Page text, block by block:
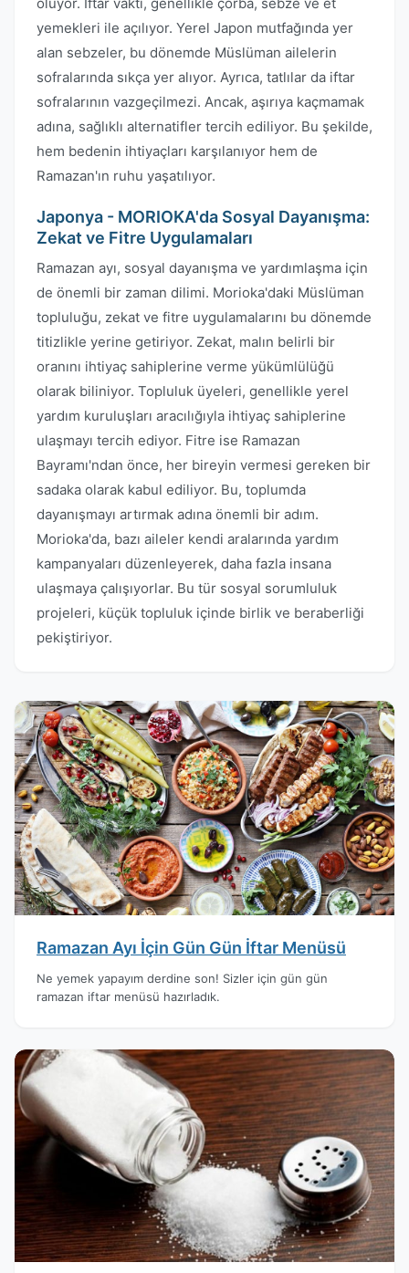
yemekleri ile açılıyor. Yerel Japon mutfağında yer
alan sebzeler, bu dönemde Müslüman ailelerin
sofralarında sıkça yer alıyor. Ayrıca, tatlılar da iftar
sofralarının vazgeçilmezi. Ancak, aşırıya kaçmamak
adına, sağlıklı alternatifler tercih ediliyor. Bu şekilde,
hem bedenin ihtiyaçları karşılanıyor hem de
Ramazan'ın ruhu yaşatılıyor.
Japonya - MORIOKA'da Sosyal Dayanışma:
Zekat ve Fitre Uygulamaları
Ramazan ayı, sosyal dayanışma ve yardımlaşma için
de önemli bir zaman dilimi. Morioka'daki Müslüman
topluluğu, zekat ve fitre uygulamalarını bu dönemde
titizlikle yerine getiriyor. Zekat, malın belirli bir
oranını ihtiyaç sahiplerine verme yükümlülüğü
olarak biliniyor. Topluluk üyeleri, genellikle yerel
yardım kuruluşları aracılığıyla ihtiyaç sahiplerine
ulaşmayı tercih ediyor. Fitre ise Ramazan
Bayramı'ndan önce, her bireyin vermesi gereken bir
sadaka olarak kabul ediliyor. Bu, toplumda
dayanışmayı artırmak adına önemli bir adım.
Morioka'da, bazı aileler kendi aralarında yardım
kampanyaları düzenleyerek, daha fazla insana
ulaşmaya çalışıyorlar. Bu tür sosyal sorumluluk
projeleri, küçük topluluk içinde birlik ve beraberliği
pekiştiriyor.
Ramazan Ayı İçin Gün Gün İftar Menüsü
Ne yemek yapayım derdine son! Sizler için gün gün
ramazan iftar menüsü hazırladık.